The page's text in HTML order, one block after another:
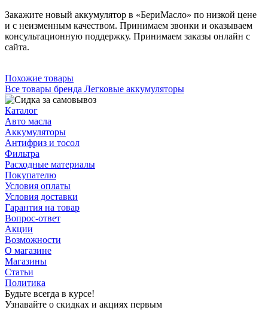
Закажите новый аккумулятор в «БериМасло» по низкой цене
и с неизменным качеством. Принимаем звонки и оказываем
консультационную поддержку. Принимаем заказы онлайн с
сайта.
Похожие товары
Все товары бренда Легковые аккумуляторы
Каталог
Авто масла
Аккумуляторы
Антифриз и тосол
Фильтра
Расходные материалы
Покупателю
Условия оплаты
Условия доставки
Гарантия на товар
Вопрос-ответ
Акции
Возможности
О магазине
Магазины
Статьи
Политика
Будьте всегда в курсе!
Узнавайте о скидках и акциях первым